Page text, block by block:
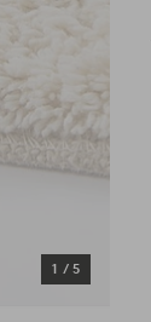
1 / 5